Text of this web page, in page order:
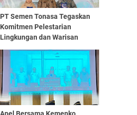
PT Semen Tonasa Tegaskan
Komitmen Pelestarian
Lingkungan dan Warisan
UNESCO Global Geopark